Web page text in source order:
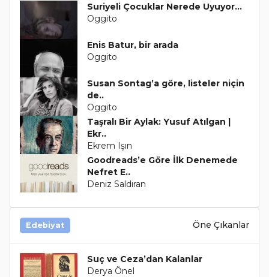
Suriyeli Çocuklar Nerede Uyuyor…
Oggito
Enis Batur, bir arada
Oggito
Susan Sontag’a göre, listeler niçin
de..
Oggito
Taşralı Bir Aylak: Yusuf Atılgan |
Ekr..
Ekrem Işın
Goodreads’e Göre İlk Denemede
Nefret E..
Deniz Saldıran
Edebiyat Öne Çıkanlar
Suç ve Ceza’dan Kalanlar
Derya Önel